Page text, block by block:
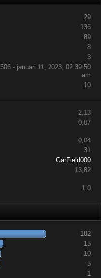
29
136
89
8
3
506 - januari 11, 2023, 02:39:50
am
10
2,13
0,07
0,04
31
GarField000
13,82
1:0
102
15
10
5
1